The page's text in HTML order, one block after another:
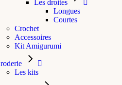
Les droites
Longues
Courtes
Crochet
Accessoires
Kit Amigurumi
Les kits